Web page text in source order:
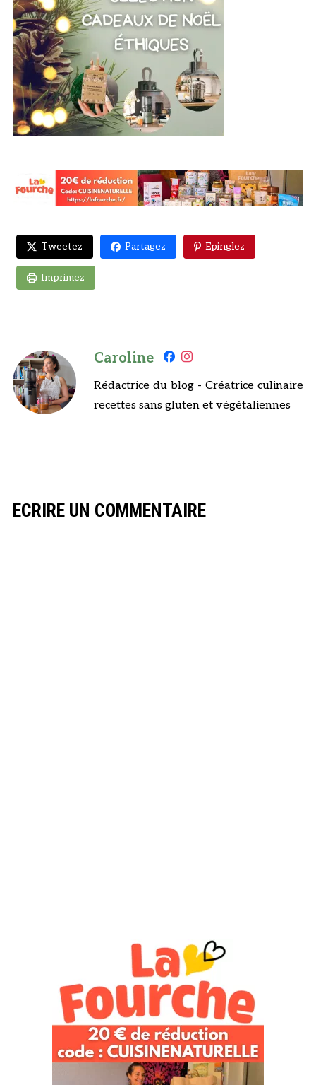
Tweetez Partagez Epinglez
Imprimez
Caroline
Rédactrice du blog - Créatrice culinaire
recettes sans gluten et végétaliennes
ECRIRE UN COMMENTAIRE